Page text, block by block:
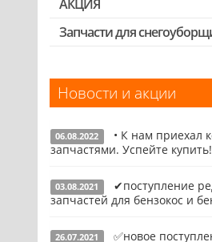
Выключатели,
Запчасти для УШМ
другие
Якоря, статоры
АКЦИЯ
Скидка 50%
Запчасти для
Новости и акции
06.08.2022
• К нам приехал
запчастями. Успейте купить!
Подробнее
03.08.2021
✔поступление
запчастей для бензокос и
26.07.2021
✅новое